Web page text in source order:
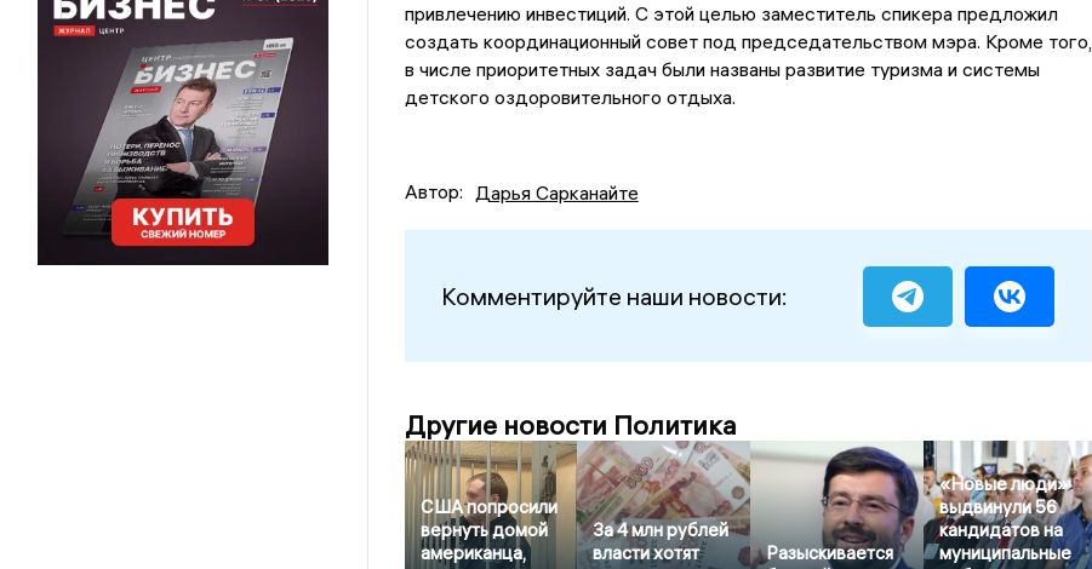
привлечению инвестиций. С этой целью заместитель спикера предложил
создать координационный совет под председательством мэра. Кроме того,
в числе приоритетных задач были названы развитие туризма и системы
детского оздоровительного отдыха.
Автор: Дарья Сарканайте
Комментируйте наши новости:
Другие новости Политика
США попросили
вернуть домой
американца,
За 4 млн рублей
власти хотят
Разыскивается
«Новые люди»
выдвинули 56
кандидатов на
муниципальные